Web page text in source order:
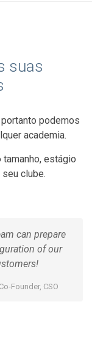
suas
portanto podemos
academia.
estágio
clube.
can prepare
of our
Founder, CSO